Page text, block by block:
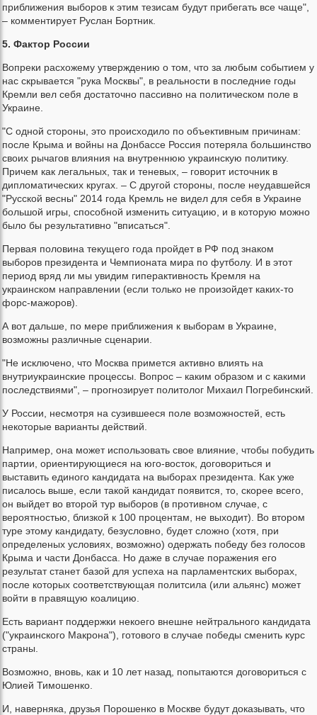
приближения выборов к этим тезисам будут прибегать все чаще",
– комментирует Руслан Бортник.
5. Фактор России
Вопреки расхожему утверждению о том, что за любым событием у
нас скрывается "рука Москвы", в реальности в последние годы
Кремли вел себя достаточно пассивно на политическом поле в
Украине.
"С одной стороны, это происходило по объективным причинам:
после Крыма и войны на Донбассе Россия потеряла большинство
своих рычагов влияния на внутреннюю украинскую политику.
Причем как легальных, так и теневых, – говорит источник в
дипломатических кругах. – С другой стороны, после неудавшейся
"Русской весны" 2014 года Кремль не видел для себя в Украине
большой игры, способной изменить ситуацию, и в которую можно
было бы результативно "вписаться".
Первая половина текущего года пройдет в РФ под знаком
выборов президента и Чемпионата мира по футболу. И в этот
период вряд ли мы увидим гиперактивность Кремля на
украинском направлении (если только не произойдет каких-то
форс-мажоров).
А вот дальше, по мере приближения к выборам в Украине,
возможны различные сценарии.
"Не исключено, что Москва примется активно влиять на
внутриукраинские процессы. Вопрос – каким образом и с какими
последствиями", – прогнозирует политолог Михаил Погребинский.
У России, несмотря на сузившееся поле возможностей, есть
некоторые варианты действий.
Например, она может использовать свое влияние, чтобы побудить
партии, ориентирующиеся на юго-восток, договориться и
выставить единого кандидата на выборах президента. Как уже
писалось выше, если такой кандидат появится, то, скорее всего,
он выйдет во второй тур выборов (в противном случае, с
вероятностью, близкой к 100 процентам, не выходит). Во втором
туре этому кандидату, безусловно, будет сложно (хотя, при
определеных условиях, возможно) одержать победу без голосов
Крыма и части Донбасса. Но даже в случае поражения его
результат станет базой для успеха на парламентских выборах,
после которых соответствующая политсила (или альянс) может
войти в правящую коалицию.
Есть вариант поддержки некоего внешне нейтрального кандидата
("украинского Макрона"), готового в случае победы сменить курс
страны.
Возможно, вновь, как и 10 лет назад, попытаются договориться с
Юлией Тимошенко.
И, наверняка, друзья Порошенко в Москве будут доказывать, что